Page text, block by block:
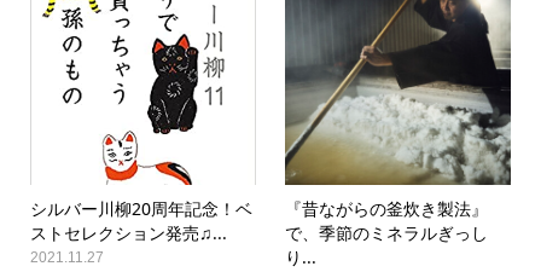
シルバー川柳20周年記念！ベ
ストセレクション発売♫...
2021.11.27
『昔ながらの釜炊き製法』
で、季節のミネラルぎっし
り...